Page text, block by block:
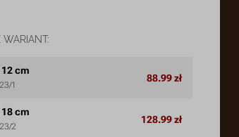
12 cm
1
88.99 zł
18 cm
2
128.99 zł